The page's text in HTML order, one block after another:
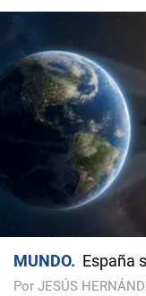
MUNDO España
Por JESÚS